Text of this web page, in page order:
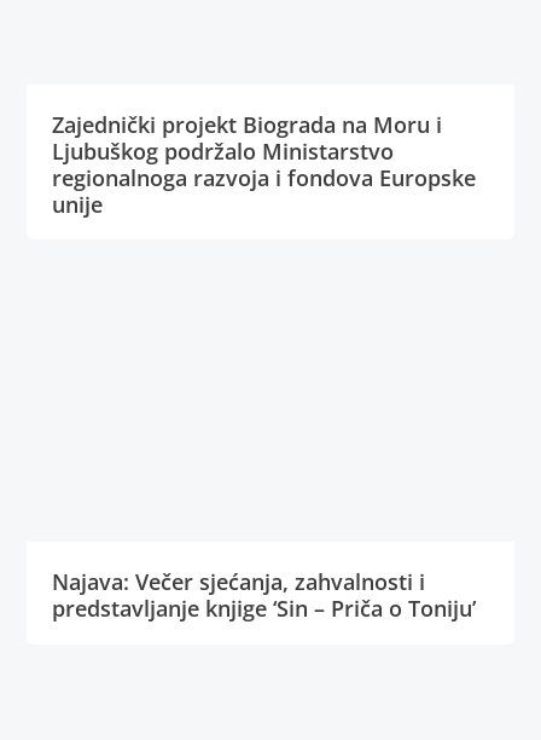
Zajednički projekt Biograda na Moru i
Ljubuškog podržalo Ministarstvo
regionalnoga razvoja i fondova Europske
unije
Najava: Večer sjećanja, zahvalnosti i
predstavljanje knjige ‘Sin – Priča o Toniju’